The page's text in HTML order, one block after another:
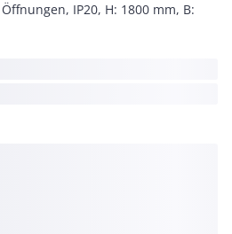
IP20, H: 1800 mm, B: